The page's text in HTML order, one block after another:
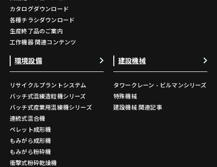
カタログダウンロード
各種チラシダウンロード
生産終了品のご案内
工作機器 関連コンテンツ
環境設備
リサイクルプラントシステム
バッチ式混練造粒機シリーズ
バッチ式産業用混練機シリーズ
連続式混合機
ペレット成形機
もみがら成形機
もみがら粉砕機
衝撃式粉砕乾燥機
建設機械
タワークレーン - ビルマンシリーズ
特殊機械
建設機械 関連記事